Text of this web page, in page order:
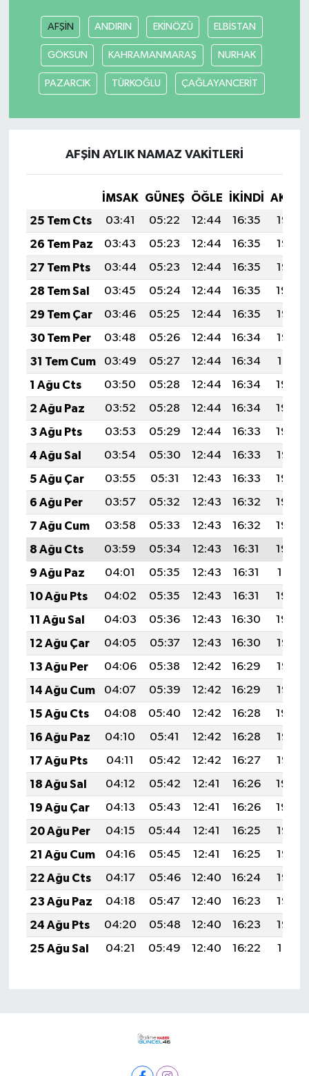
AFŞİN ANDIRIN EKİNÖZÜ ELBİSTAN
GÖKSUN KAHRAMANMARAŞ NURHAK
PAZARCIK TÜRKOĞLU ÇAĞLAYANCERİT
AFŞİN AYLIK NAMAZ VAKITLERI
İMSAK GÜNEŞ ÖĞLE İKINDI
25 Tem Cts
03:41 05:22 12:44 16:35
19:56
26 Tem Paz
03:43 05:23 12:44 16:35
19:55
27 Tem Pts
03:44 05:23 12:44 16:35
19:55
28 Tem Sal
03:45 05:24 12:44 16:35
19:54
29 Tem Çar
03:46 05:25 12:44 16:35
19:53
30 Tem Per
03:48 05:26 12:44 16:34
19:52
31 Tem Cum
03:49 05:27 12:44 16:34
19:51
1 Ağu Cts
03:50 05:28 12:44 16:34
19:50
2 Ağu Paz
03:52 05:28 12:44 16:34
19:49
3 Ağu Pts
03:53 05:29 12:44 16:33
19:48
4 Ağu Sal
03:54 05:30 12:44 16:33
19:47
5 Ağu Çar
03:55 05:31 12:43 16:33
19:46
6 Ağu Per
03:57 05:32 12:43 16:32
19:45
7 Ağu Cum
03:58 05:33 12:43 16:32
19:44
8 Ağu Cts
03:59 05:34 12:43 16:31
19:43
9 Ağu Paz
04:01 05:35 12:43 16:31
19:41
10 Ağu Pts
04:02 05:35 12:43 16:31
19:40
11 Ağu Sal
04:03 05:36 12:43 16:30
19:39
12 Ağu Çar
04:05 05:37 12:43 16:30
19:38
13 Ağu Per
04:06 05:38 12:42 16:29
19:37
14 Ağu Cum
04:07 05:39 12:42 16:29
19:35
15 Ağu Cts
04:08 05:40 12:42 16:28
19:34
16 Ağu Paz
04:10 05:41 12:42 16:28
19:33
17 Ağu Pts
04:11 05:42 12:42 16:27
19:32
18 Ağu Sal
04:12 05:42 12:41 16:26
19:30
19 Ağu Çar
04:13 05:43 12:41 16:26
19:29
20 Ağu Per
04:15 05:44 12:41 16:25
19:28
21 Ağu Cum
04:16 05:45 12:41 16:25
19:26
22 Ağu Cts
04:17 05:46 12:40 16:24
19:25
23 Ağu Paz
04:18 05:47 12:40 16:23
19:23
24 Ağu Pts
04:20 05:48 12:40 16:23
19:22
25 Ağu Sal
04:21 05:49 12:40 16:22 19:21